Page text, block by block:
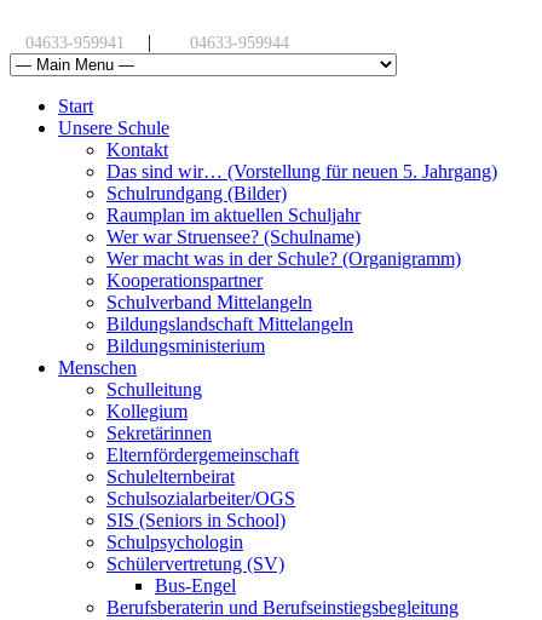
04633-959941 | 04633-959944
Start
Unsere Schule
Kontakt
Das sind wir… (Vorstellung für neuen 5. Jahrgang)
Schulrundgang (Bilder)
Raumplan im aktuellen Schuljahr
Wer war Struensee? (Schulname)
Wer macht was in der Schule? (Organigramm)
Kooperationspartner
Schulverband Mittelangeln
Bildungslandschaft Mittelangeln
Bildungsministerium
Menschen
Schulleitung
Kollegium
Sekretärinnen
Elternfördergemeinschaft
Schulelternbeirat
Schulsozialarbeiter/OGS
SIS (Seniors in School)
Schulpsychologin
Schülervertretung (SV)
Bus-Engel
Berufsberaterin und Berufseinstiegsbegleitung